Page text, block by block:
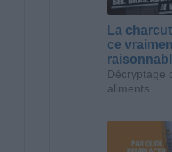
La
ce
Décryptage
aliments